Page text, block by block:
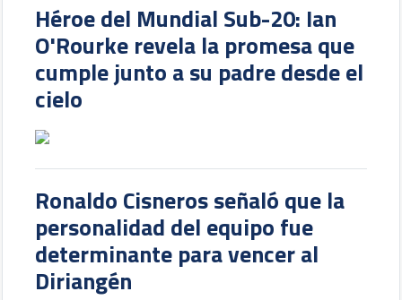
Héroe del Mundial Sub-20: Ian
O'Rourke revela la promesa que
cumple junto a su padre desde el
cielo
Ronaldo Cisneros señaló que la
personalidad del equipo fue
determinante para vencer al
Diriangén